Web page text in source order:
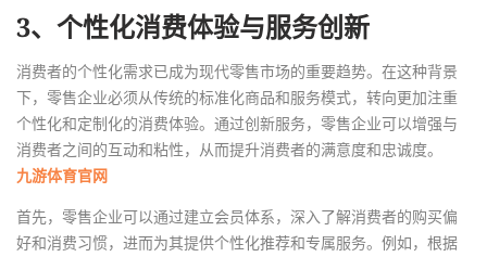
3、个性化消费体验与服务创新
消费者的个性化需求已成为现代零售市场的重要趋势。在这种背景
下，零售企业必须从传统的标准化商品和服务模式，转向更加注重
个性化和定制化的消费体验。通过创新服务，零售企业可以增强与
消费者之间的互动和粘性，从而提升消费者的满意度和忠诚度。
九游体育官网
首先，零售企业可以通过建立会员体系，深入了解消费者的购买偏
好和消费习惯，进而为其提供个性化推荐和专属服务。例如，根据